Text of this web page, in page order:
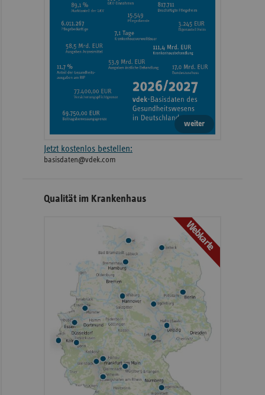
weiter
Jetzt kostenlos bestellen:
basisdaten@vdek.com
Qualität im Krankenhaus
Webkarte